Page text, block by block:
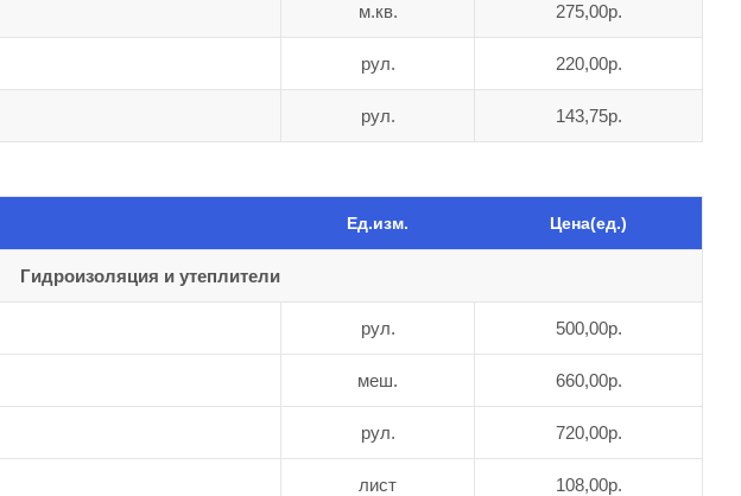
м.кв. 275,00р.
рул. 220,00р.
рул. 143,75р.
Ед.изм. Цена(ед.)
Гидроизоляция и утеплители
рул. 500,00р.
меш. 660,00р.
рул. 720,00р.
лист 108,00р.